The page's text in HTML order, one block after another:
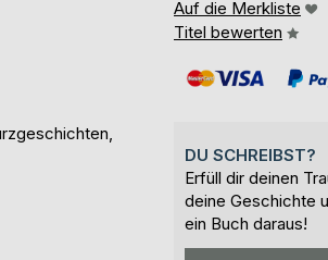
Auf die Merkliste
Titel bewerten
DU SCHREIBST?
Erfüll dir deinen
deine Geschichte
ein Buch daraus!